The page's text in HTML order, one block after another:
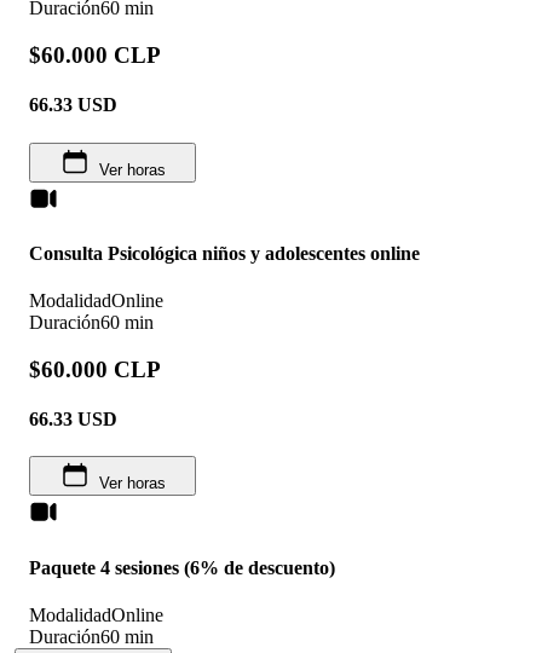
Duración60 min
$60.000 CLP
66.33 USD
Ver horas
Consulta Psicológica niños y adolescentes online
ModalidadOnline
Duración60 min
$60.000 CLP
66.33 USD
Ver horas
Paquete 4 sesiones (6% de descuento)
ModalidadOnline
Duración60 min